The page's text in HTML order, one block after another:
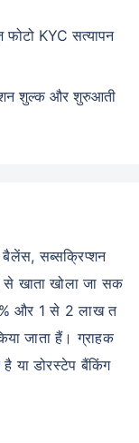
फोटो KYC सत्यापन
शुल्क और शुरुआती
बैलेंस, सब्सक्रिप्शन
खाता खोला जा सक
और 1 से 2 लाख त
जाता हैं। ग्राहक
या डोरस्टेप बैंकिंग